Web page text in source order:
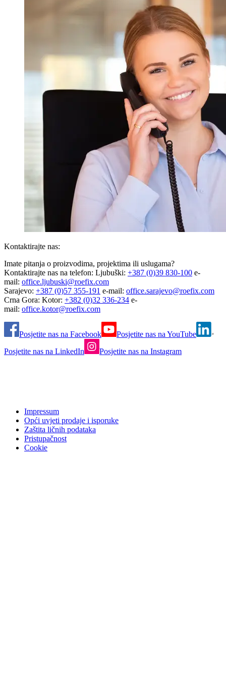
Kontaktirajte nas:
Imate pitanja o proizvodima, projektima ili uslugama?
Kontaktirajte nas na telefon: Ljubuški: +387 (0)39 830-100 e-
mail: office.ljubuski@roefix.com
Sarajevo: +387 (0)57 355-191 e-mail: office.sarajevo@roefix.com
Crna Gora: Kotor: +382 (0)32 336-234 e-
mail: office.kotor@roefix.com
Posjetite nas na Facebook
Posjetite nas na YouTube
Posjetite nas na LinkedIn
Posjetite nas na Instagram
Impressum
Opći uvjeti prodaje i isporuke
Zaštita ličnih podataka
Pristupačnost
Cookie